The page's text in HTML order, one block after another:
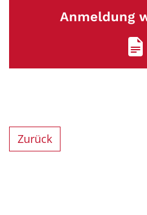
Anmeldung
Zurück